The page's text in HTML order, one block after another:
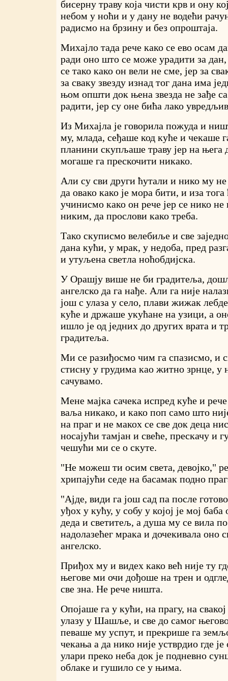
бисерну траву која чисти крв и ону
небом у ноћи и у дану не водећи
радисмо на брзину и без опроштаја.
Михајло тада рече како се ево осам
ради оно што се може урадити за
се тако како он вели не сме, јер за
за сваку звезду изнад тог дана има
њом општи док њена звезда не зађе
радити, јер су оне бића лако
Из Михајла је говорила пожуда и
му, млада, сеђаше код куће и чекаше
планини скупљаше траву јер на њега
могаше га прескочити никако.
Али су сви други ћутали и нико му не
да овако како је мора бити, и иза
учинисмо како он рече јер се нико не
никим, да прослови како треба.
Тако скуписмо велебиље и све
дана кући, у мрак, у недоба, пред
и утуљена светла ноћобдијска.
У Орашју више не би градитеља,
ангелско да га нађе. Али га није
још с улаза у село, плави жижак
куће и држаше укућане на узици, а
ишло је од једних до других врата и
градитеља.
Ми се разиђосмо чим га спазисмо, и
стисну у грудима као житно зрнце, у
сачувамо.
Мене мајка сачека испред куће и
ваља никако, и како поп само што
на праг и не макох се све док деца
носајући тамјан и свеће, прескачу и
чешући ми се о скуте.
"Не можеш ти осим света, девојко,"
хрипајући седе на басамак подно
"Ајде, види га још сад па после
уђох у кућу, у собу у којој је мој
деда и светитељ, а душа му се вила
надолазећег мрака и дочекивала оно
ангелско.
Приђох му и видех како већ није ту
његове ми очи дођоше на трен и
све зна. Не рече ништа.
Опојаше га у кући, на прагу, на
улазу у Шашље, и све до самог
певаше му успут, и прекрише га
чекања а да нико није устврдио где
улари преко неба док је подневно
облаке и гушило се у њима.